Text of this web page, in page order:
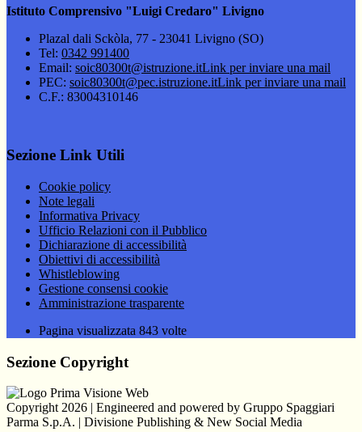
Istituto Comprensivo "Luigi Credaro" Livigno
Plazal dali Sckòla, 77 - 23041 Livigno (SO)
Tel: 0342 991400
Email: soic80300t@istruzione.itLink per inviare una mail
PEC: soic80300t@pec.istruzione.itLink per inviare una mail
C.F.: 83004310146
Sezione Link Utili
Cookie policy
Note legali
Informativa Privacy
Ufficio Relazioni con il Pubblico
Dichiarazione di accessibilità
Obiettivi di accessibilità
Whistleblowing
Gestione consensi cookie
Amministrazione trasparente
Pagina visualizzata 843 volte
Sezione Copyright
Copyright 2026 | Engineered and powered by Gruppo Spaggiari
Parma S.p.A. | Divisione Publishing & New Social Media